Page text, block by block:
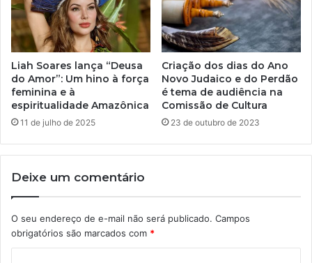
Liah Soares lança “Deusa
do Amor”: Um hino à força
feminina e à
espiritualidade Amazônica
11 de julho de 2025
Criação dos dias do Ano
Novo Judaico e do Perdão
é tema de audiência na
Comissão de Cultura
23 de outubro de 2023
Deixe um comentário
O seu endereço de e-mail não será publicado. Campos
obrigatórios são marcados com *